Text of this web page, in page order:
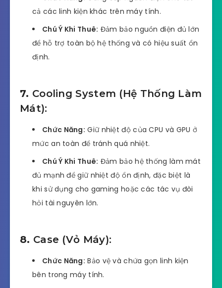
cả các linh kiện khác trên máy tính.
Chú Ý Khi Thuê: Đảm bảo nguồn điện đủ lớn
để hỗ trợ toàn bộ hệ thống và có hiệu suất ổn
định.
7. Cooling System (Hệ Thống Làm
Mát):
Chức Năng: Giữ nhiệt độ của CPU và GPU ở
mức an toàn để tránh quá nhiệt.
Chú Ý Khi Thuê: Đảm bảo hệ thống làm mát
đủ mạnh để giữ nhiệt độ ổn định, đặc biệt là
khi sử dụng cho gaming hoặc các tác vụ đòi
hỏi tài nguyên lớn.
8. Case (Vỏ Máy):
Chức Năng: Bảo vệ và chứa gọn linh kiện
bên trong máy tính.